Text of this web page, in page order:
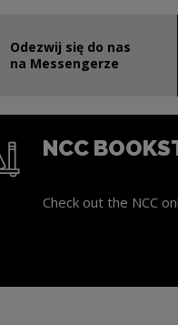
Odezwij się do nas
na Messengerze
the link will open in a new
NCC
Check out the NCC